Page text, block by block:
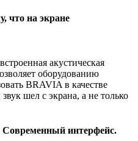
что на экране
акустическая
оборудованию
BRAVIA в качестве
шел с экрана, а не только
интерфейс.